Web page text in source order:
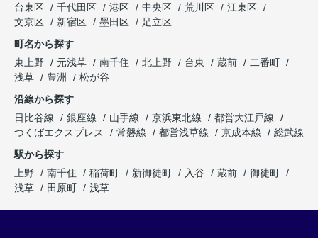
台東区
千代田区 港区 中央区 荒川区
江東区
文京区
新宿区 墨田区
足立区
町名から探す
東上野
元浅草 南千住 北上野 台東 蔵前
二番町
浅草
豊洲
松が谷
沿線から探す
日比谷線
銀座線 山手線 京浜東北線
都営大江戸線
つくばエクスプレス
常磐線 都営浅草線 京成本線
総武線
駅から探す
上野
南千住 稲荷町 新御徒町 入谷 蔵前
御徒町
浅草
田原町 浅草